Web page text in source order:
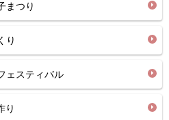
まつり
り
ェスティバル
り